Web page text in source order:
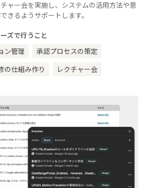
ャー会を実施し、システムの活用方法や意
きるようサポートします。
ズで行うこと
ン管理
承認プロセスの策定
の仕組み作り レクチャー会